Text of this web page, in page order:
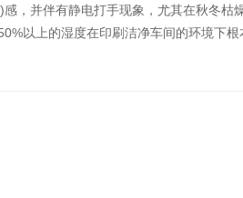
，并伴有静电打手现象，尤其在秋冬
以上的湿度在印刷洁净车间的环境下根